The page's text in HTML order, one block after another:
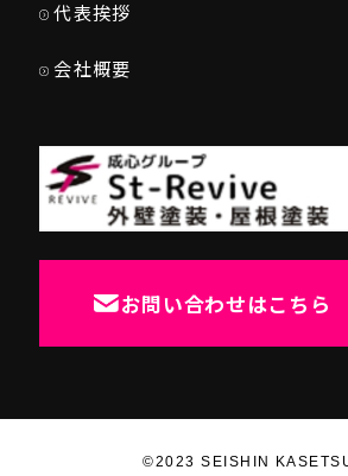
代表挨拶
会社概要
お問い合わせはこちら
©2023 SEISHIN